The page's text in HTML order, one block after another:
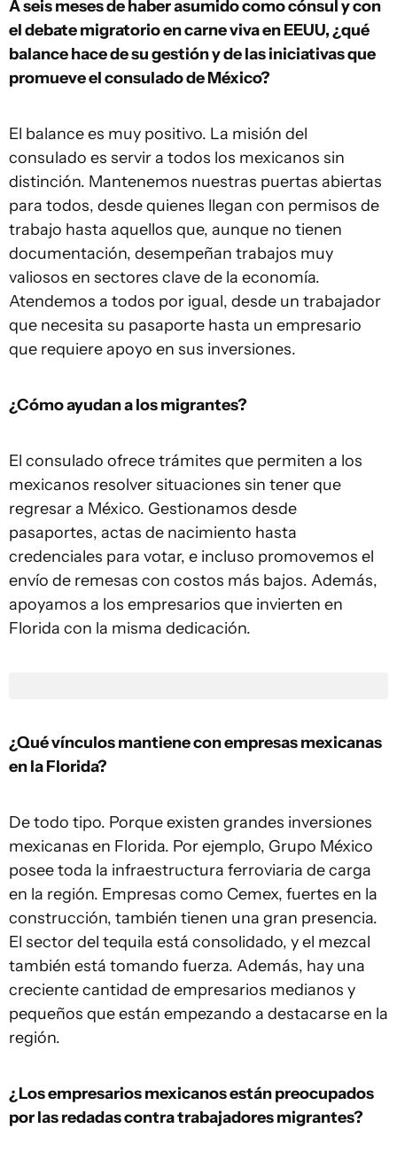
A seis meses de haber asumido como cónsul y con
el debate migratorio en carne viva en EEUU, ¿qué
balance hace de su gestión y de las iniciativas que
promueve el consulado de México?
El balance es muy positivo. La misión del
consulado es servir a todos los mexicanos sin
distinción. Mantenemos nuestras puertas abiertas
para todos, desde quienes llegan con permisos de
trabajo hasta aquellos que, aunque no tienen
documentación, desempeñan trabajos muy
valiosos en sectores clave de la economía.
Atendemos a todos por igual, desde un trabajador
que necesita su pasaporte hasta un empresario
que requiere apoyo en sus inversiones.
¿Cómo ayudan a los migrantes?
El consulado ofrece trámites que permiten a los
mexicanos resolver situaciones sin tener que
regresar a México. Gestionamos desde
pasaportes, actas de nacimiento hasta
credenciales para votar, e incluso promovemos el
envío de remesas con costos más bajos. Además,
apoyamos a los empresarios que invierten en
Florida con la misma dedicación.
¿Qué vínculos mantiene con empresas mexicanas
en la Florida?
De todo tipo. Porque existen grandes inversiones
mexicanas en Florida. Por ejemplo, Grupo México
posee toda la infraestructura ferroviaria de carga
en la región. Empresas como Cemex, fuertes en la
construcción, también tienen una gran presencia.
El sector del tequila está consolidado, y el mezcal
también está tomando fuerza. Además, hay una
creciente cantidad de empresarios medianos y
pequeños que están empezando a destacarse en la
región.
¿Los empresarios mexicanos están preocupados
por las redadas contra trabajadores migrantes?